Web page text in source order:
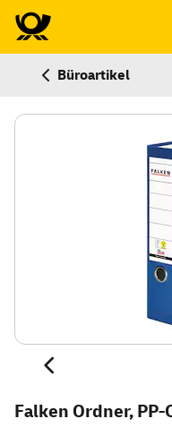
Büroartikel
Falken Ordner,